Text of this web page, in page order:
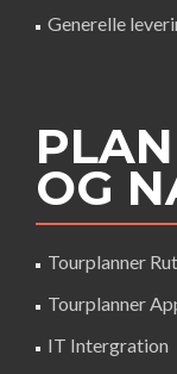
Generelle
OG
Tourplanner
Tourplanner
IT Intergration